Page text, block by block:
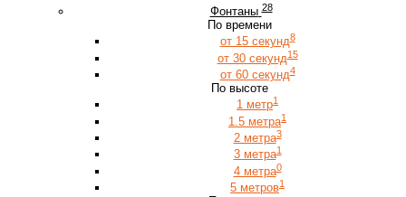
Фонтаны 28
По времени
от 15 секунд8
от 30 секунд15
от 60 секунд4
По высоте
1 метр1
1.5 метра1
2 метра3
3 метра1
4 метра0
5 метров1